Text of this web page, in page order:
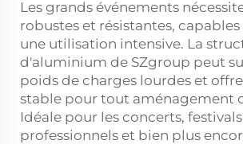
Les grands événements
robustes et résistantes,
une utilisation intensive. La
d'aluminium de SZgroup peut
poids de charges lourdes et
stable pour tout aménagement
Idéale pour les concerts,
professionnels et bien plus